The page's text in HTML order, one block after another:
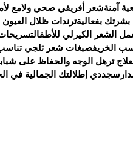
آمنةشعر أفريقي صحي ولامع
بفعاليةترندات ظلال
الشعر الكيرلي للأطفال
الخريفصبغات شعر ثلجي تناسب
ترهل الوجه والحفاظ على
جددي إطلالتك الجمالية في